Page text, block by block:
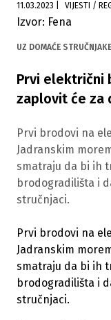
11.03.2023 VIJESTI /
Izvor: Fena
UZ DOMAĆE STRUČNJAKE
Prvi električni
zaplovit će za
Prvi brodovi na
Jadranskim
smatraju da bi ih
brodogradilišta i
stručnjaci.
Prvi brodovi na
Jadranskim
smatraju da bi ih
brodogradilišta i
stručnjaci.